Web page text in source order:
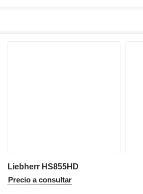
Liebherr HS855HD
Precio a consultar